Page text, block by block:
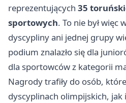
reprezentujących 35
sportowych. To nie był więc
dyscypliny ani jednej grupy
podium znalazło się dla
dla sportowców z kategorii
Nagrody trafiły do osób,
dyscyplinach olimpijskich, jak